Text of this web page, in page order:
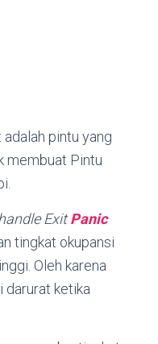
pintu yang
membuat Pintu
Exit Panic
tingkat okupansi
Oleh karena
darurat ketika